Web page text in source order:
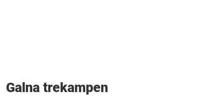
Galna trekampen